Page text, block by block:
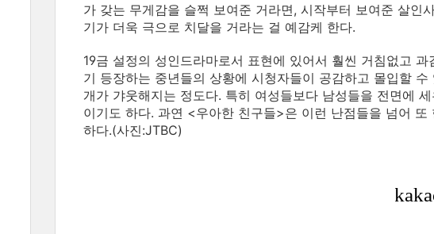
가 갖는 무게감을 슬쩍 보여준 거라면, 시작부터 보여준 살인
기가 더욱 극으로 치달을 거라는 걸 예감케 한다.
19금 설정의 성인드라마로서 표현에 있어서 훨씬 거침없고
기 등장하는 중년들의 상황에 시청자들이 공감하고 몰입할
개가 갸웃해지는 정도다. 특히 여성들보다 남성들을 전면에
이기도 하다. 과연 <우아한 친구들>은 이런 난점들을 넘어
하다.(사진:JTBC)